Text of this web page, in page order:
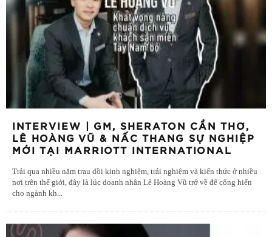
INTERVIEW | GM, SHERATON CẦN THƠ,
LÊ HOÀNG VŨ & NẤC THANG SỰ NGHIỆP
MỚI TẠI MARRIOTT INTERNATIONAL
Trải qua nhiều năm trau dồi kinh nghiệm, trải nghiệm và kiến thức ở nhiều
nơi trên thế giới, đây là lúc doanh nhân Lê Hoàng Vũ trở về để cống hiến
cho ngành kh